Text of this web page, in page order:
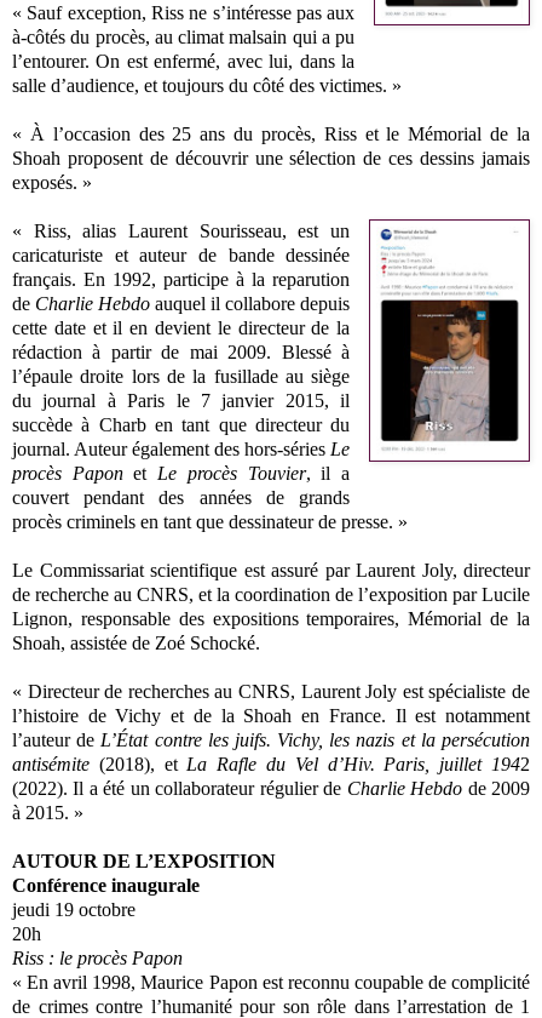
« Sauf exception, Riss ne s’intéresse pas aux
à-côtés du procès, au climat malsain qui a pu
l’entourer. On est enfermé, avec lui, dans la
salle d’audience, et toujours du côté des victimes. »
« À l’occasion des 25 ans du procès, Riss et le Mémorial de la
Shoah proposent de découvrir une sélection de ces dessins jamais
exposés. »
« Riss, alias Laurent Sourisseau, est un
caricaturiste et auteur de bande dessinée
français. En 1992, participe à la reparution
de Charlie Hebdo auquel il collabore depuis
cette date et il en devient le directeur de la
rédaction à partir de mai 2009. Blessé à
l’épaule droite lors de la fusillade au siège
du journal à Paris le 7 janvier 2015, il
succède à Charb en tant que directeur du
journal. Auteur également des hors-séries Le
procès Paponet Le procès Touvier, il a
couvert pendant des années de grands
procès criminels en tant que dessinateur de presse. »
Le Commissariat scientifique est assuré par Laurent Joly, directeur
de recherche au CNRS, et la coordination de l’exposition par Lucile
Lignon, responsable des expositions temporaires, Mémorial de la
Shoah, assistée de Zoé Schocké.
« Directeur de recherches au CNRS, Laurent Joly est spécialiste de
l’histoire de Vichy et de la Shoah en France. Il est notamment
l’auteur de L’État contre les juifs. Vichy, les nazis et la persécution
antisémite (2018), et La Rafle du Vel d’Hiv. Paris, juillet 1942
(2022). Il a été un collaborateur régulier de Charlie Hebdo de 2009
à 2015. »
AUTOUR DE L’EXPOSITION
Conférence inaugurale
jeudi 19 octobre
20h
Riss : le procès Papon
« En avril 1998, Maurice Papon est reconnu coupable de complicité
de crimes contre l’humanité pour son rôle dans l’arrestation de 1